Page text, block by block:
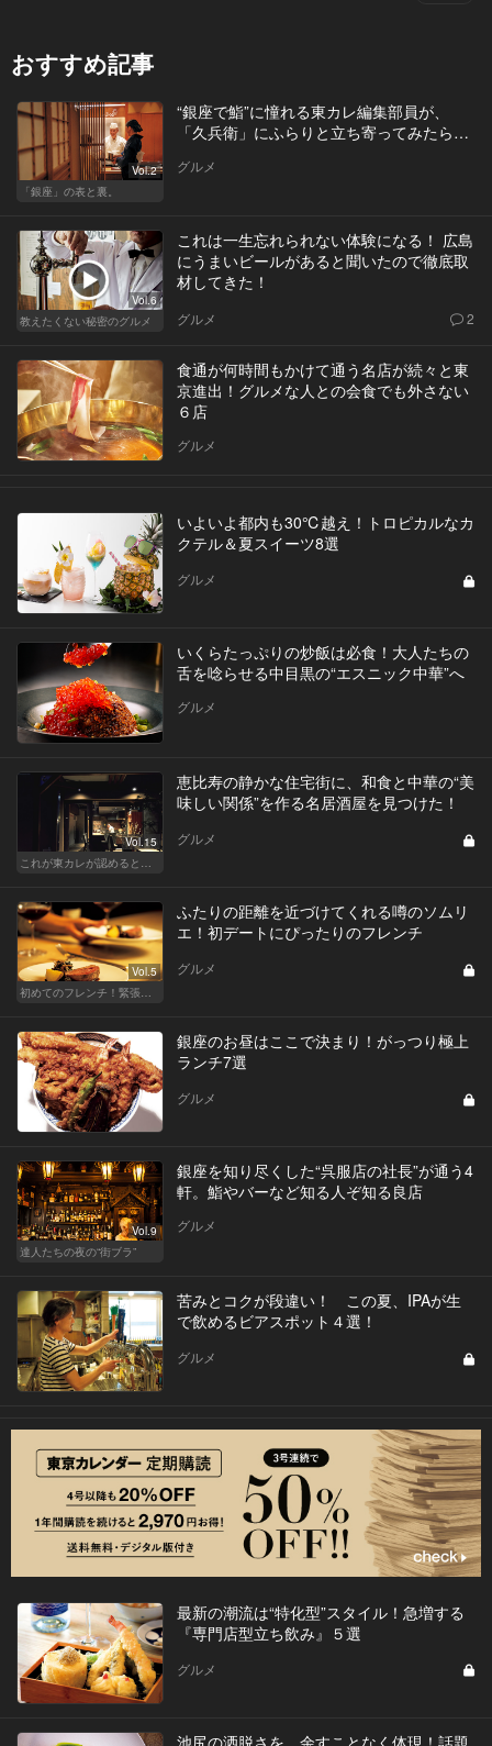
おすすめ記事
Vol.2
「銀座」の表と裏。
“銀座で鮨”に憧れる東カレ編集部員が、
「久兵衛」にふらりと立ち寄ってみたら…
グルメ
Vol.6
教えたくない秘密のグルメ
これは一生忘れられない体験になる！ 広島
にうまいビールがあると聞いたので徹底取
材してきた！
グルメ 2
食通が何時間もかけて通う名店が続々と東
京進出！グルメな人との会食でも外さない
６店
グルメ
いよいよ都内も30℃越え！トロピカルなカ
クテル＆夏スイーツ8選
グルメ
いくらたっぷりの炒飯は必食！大人たちの
舌を唸らせる中目黒の“エスニック中華”へ
グルメ
Vol.15
これが東カレが認めるとっておきの和食店
恵比寿の静かな住宅街に、和食と中華の“美
味しい関係”を作る名居酒屋を見つけた！
グルメ
Vol.5
初めてのフレンチ！緊張せずに楽しめる人気店
ふたりの距離を近づけてくれる噂のソムリ
エ！初デートにぴったりのフレンチ
グルメ
銀座のお昼はここで決まり！がっつり極上
ランチ7選
グルメ
Vol.9
達人たちの夜の“街ブラ”
銀座を知り尽くした“呉服店の社長”が通う4
軒。鮨やバーなど知る人ぞ知る良店
グルメ
苦みとコクが段違い！ この夏、IPAが生
で飲めるビアスポット４選！
グルメ
最新の潮流は“特化型”スタイル！急増する
『専門店型立ち飲み』５選
グルメ